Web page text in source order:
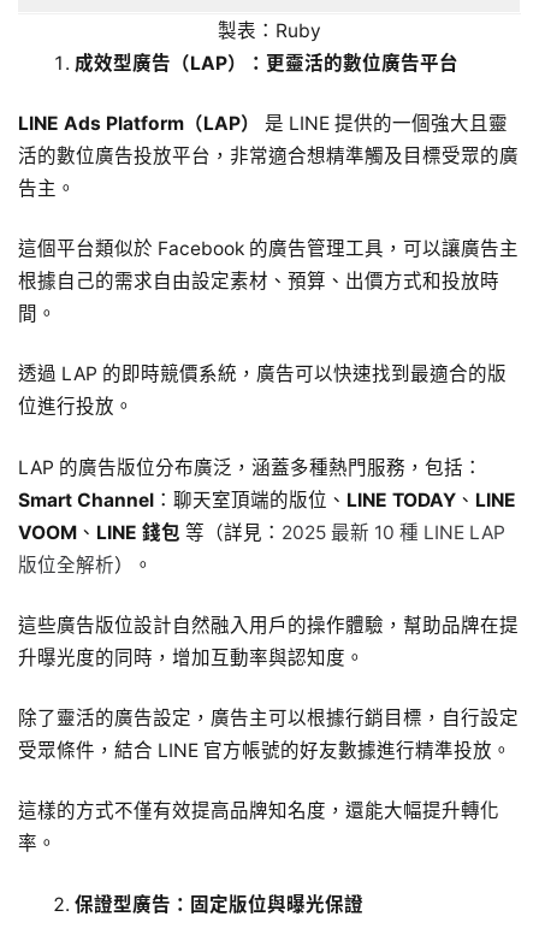
製表：Ruby
成效型廣告（LAP）：更靈活的數位廣告平台
LINE Ads Platform（LAP）
是 LINE 提供的一個強大且靈
活的數位廣告投放平台，非常適合想精準觸及目標受眾的廣
告主。
這個平台類似於 Facebook 的廣告管理工具，可以讓廣告主
根據自己的需求自由設定素材、預算、出價方式和投放時
間。
透過 LAP 的即時競價系統，廣告可以快速找到最適合的版
位進行投放。
LAP 的廣告版位分布廣泛，涵蓋多種熱門服務，包括：
Smart Channel ：聊天室頂端的版位、 LINE TODAY 、 LINE
VOOM 、 LINE 錢包 等（詳見： 2025 最新 10 種 LINE LAP
版位全解析）。
這些廣告版位設計自然融入用戶的操作體驗，幫助品牌在提
升曝光度的同時，增加互動率與認知度。
除了靈活的廣告設定，廣告主可以根據行銷目標，自行設定
受眾條件，結合 LINE 官方帳號的好友數據進行精準投放。
這樣的方式不僅有效提高品牌知名度，還能大幅提升轉化
率。
保證型廣告：固定版位與曝光保證